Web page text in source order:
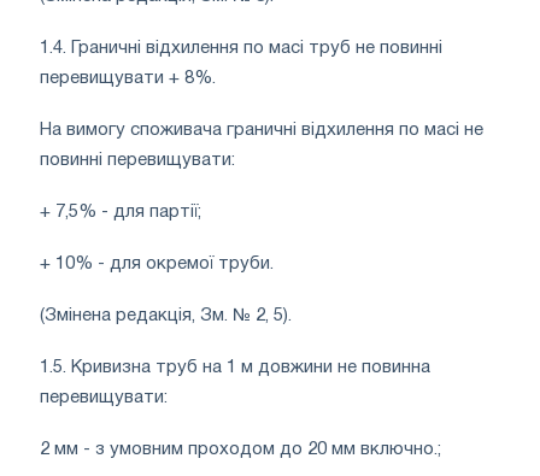
1.4. Граничні відхилення по масі труб не повинні
перевищувати + 8%.
На вимогу споживача граничні відхилення по масі не
повинні перевищувати:
+ 7,5% - для партії;
+ 10% - для окремої труби.
(Змінена редакція, Зм. № 2, 5).
1.5. Кривизна труб на 1 м довжини не повинна
перевищувати:
2 мм - з умовним проходом до 20 мм включно.;